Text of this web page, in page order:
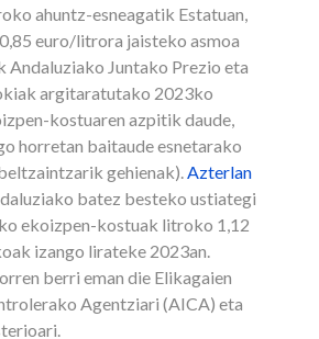
ahuntz-esneagatik Estatuan,
euro/litrora jaisteko asmoa
Andaluziako Juntako Prezio eta
argitaratutako 2023ko
kostuaren azpitik daude,
horretan baitaude esnetarako
gehienak).Azterlan
batez besteko ustiategi
ekoizpen-kostuak litroko 1,12
izango lirateke 2023an.
berri eman die Elikagaien
Agentziari (AICA) eta